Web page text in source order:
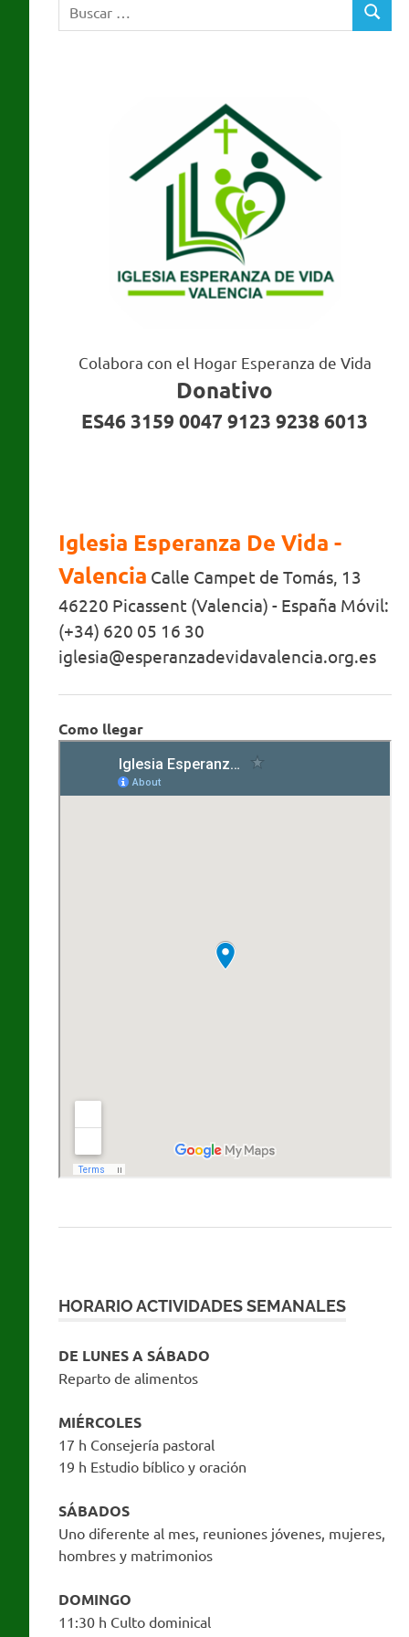
Valencia
Colabora con el Hogar Esperanza de Vida
Donativo
ES46 3159 0047 9123 9238 6013
Iglesia Esperanza De Vida -
Valencia Calle Campet de Tomás, 13
46220 Picassent (Valencia) - España Móvil:
(+34) 620 05 16 30
iglesia@esperanzadevidavalencia.org.es
Como llegar
HORARIO ACTIVIDADES SEMANALES
DE LUNES A SÁBADO
Reparto de alimentos
MIÉRCOLES
17 h Consejería pastoral
19 h Estudio bíblico y oración
SÁBADOS
Uno diferente al mes, reuniones jóvenes, mujeres,
hombres y matrimonios
DOMINGO
11:30 h Culto dominical